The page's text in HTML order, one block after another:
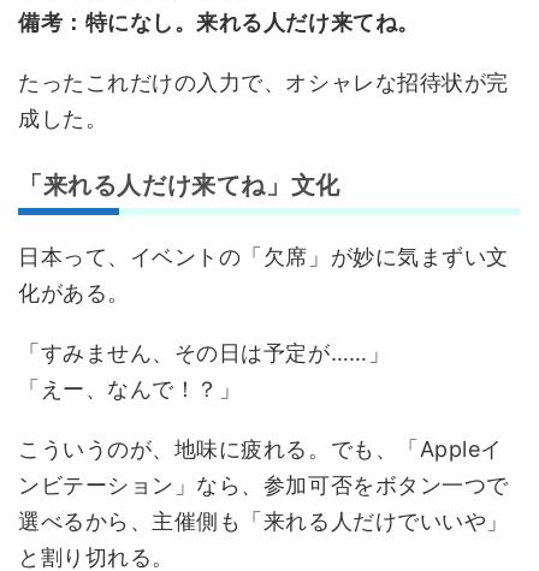
備考：特になし。来れる人だけ来てね。
たったこれだけの入力で、オシャレな招待状が完
成した。
「来れる人だけ来てね」文化
日本って、イベントの「欠席」が妙に気まずい文
化がある。
「すみません、その日は予定が……」
「えー、なんで！？」
こういうのが、地味に疲れる。でも、「Appleイ
ンビテーション」なら、参加可否をボタン一つで
選べるから、主催側も「来れる人だけでいいや」
と割り切れる。